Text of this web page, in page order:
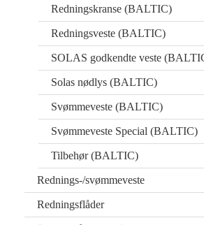
Redningskranse (BALTIC)
Redningsveste (BALTIC)
SOLAS godkendte veste
Solas nødlys (BALTIC)
Svømmeveste (BALTIC)
Svømmeveste Special (BALTIC)
Tilbehør (BALTIC)
Rednings-/svømmeveste
Redningsflåder